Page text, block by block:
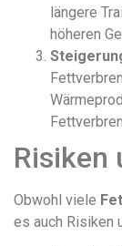
längere
höheren
Risiken
Obwohl viele
es auch Risiken